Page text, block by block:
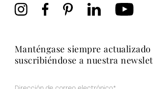
manténgase siempre actualizado
suscribiéndose a nuestra
Correo